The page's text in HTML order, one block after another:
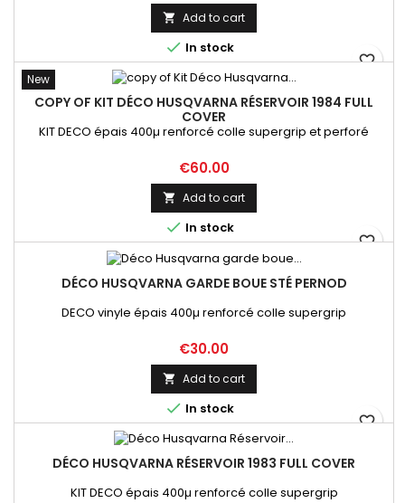
 Add to cart
 In stock
favorite_border
New
COPY OF KIT DÉCO HUSQVARNA RÉSERVOIR 1984 FULL
COVER
KIT DECO épais 400µ renforcé colle supergrip et perforé
Price
€60.00
 Add to cart
 In stock
favorite_border
DÉCO HUSQVARNA GARDE BOUE STÉ PERNOD
DECO vinyle épais 400µ renforcé colle supergrip
Price
€30.00
 Add to cart
 In stock
favorite_border
DÉCO HUSQVARNA RÉSERVOIR 1983 FULL COVER
KIT DECO épais 400µ renforcé colle supergrip